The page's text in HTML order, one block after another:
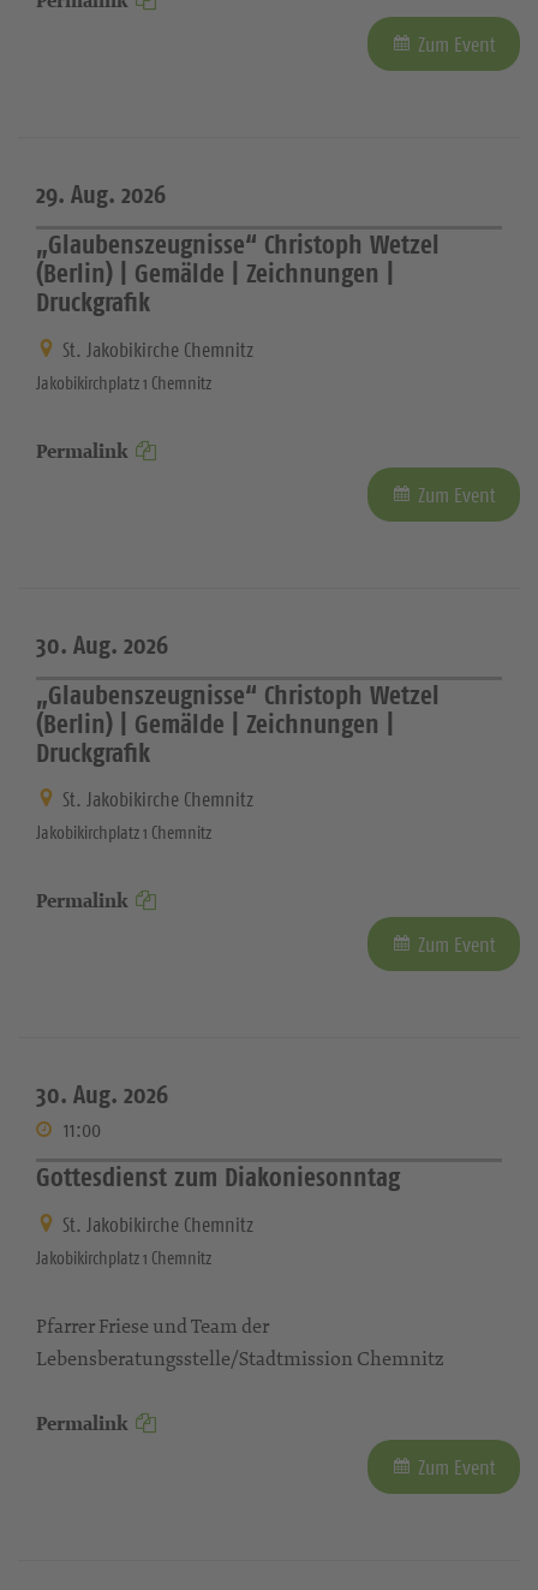
Zum Event
29. Aug. 2026
„Glaubenszeugnisse“ Christoph Wetzel
(Berlin) | Gemälde | Zeichnungen |
Druckgrafik
St. Jakobikirche Chemnitz
Jakobikirchplatz 1 Chemnitz
Permalink
Zum Event
30. Aug. 2026
„Glaubenszeugnisse“ Christoph Wetzel
(Berlin) | Gemälde | Zeichnungen |
Druckgrafik
St. Jakobikirche Chemnitz
Jakobikirchplatz 1 Chemnitz
Permalink
Zum Event
30. Aug. 2026
11:00
Gottesdienst zum Diakoniesonntag
St. Jakobikirche Chemnitz
Jakobikirchplatz 1 Chemnitz
Pfarrer Friese und Team der
Lebensberatungsstelle/Stadtmission Chemnitz
Permalink
Zum Event